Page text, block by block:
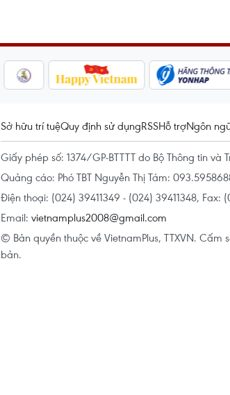
Sở hữu trí tuệQuy định sử dụngRSSHỗ trợNgôn
Giấy phép số: 1374/GP-BTTTT do Bộ Thông tin
Quảng cáo: Phó TBT Nguyễn Thị Tám:
Điện thoại: (024) 39411349 - (024) 39411348, Fax:
Email: vietnamplus2008@gmail.com
© Bản quyền thuộc về VietnamPlus, TTXVN.
bản.